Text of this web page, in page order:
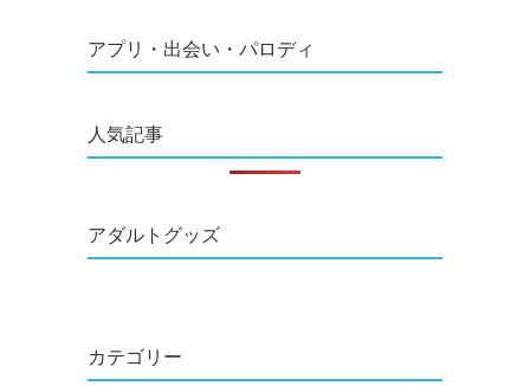
アプリ・出会い・パロディ
人気記事
アダルトグッズ
カテゴリー